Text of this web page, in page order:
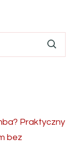
Praktyczny
bez